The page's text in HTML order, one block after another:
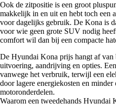
Ook de zitpositie is een groot
makkelijk in en uit en hebt toch een
voor dagelijks gebruik. De Kona is
voor wie geen grote SUV nodig
comfort wil dan bij een compacte
De Hyundai Kona prijs hangt af van
uitvoering, aandrijving en opties.
vanwege het verbruik, terwijl een
door lagere energiekosten en
motoronderdelen.
Waarom een tweedehands Hyundai